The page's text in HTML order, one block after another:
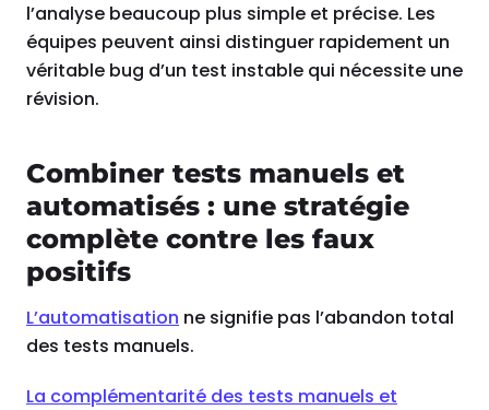
l’analyse beaucoup plus simple et précise. Les
équipes peuvent ainsi distinguer rapidement un
véritable bug d’un test instable qui nécessite une
révision.
Combiner tests manuels et
automatisés : une stratégie
complète contre les faux
positifs
L’automatisation ne signifie pas l’abandon total
des tests manuels.
La complémentarité des tests manuels et